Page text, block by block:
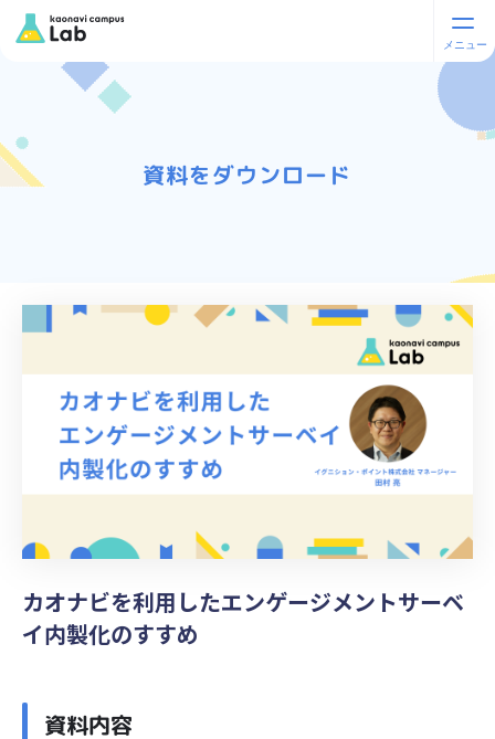
資料をダウンロード
カオナビを利用したエンゲージメントサーベ
イ内製化のすすめ
資料内容